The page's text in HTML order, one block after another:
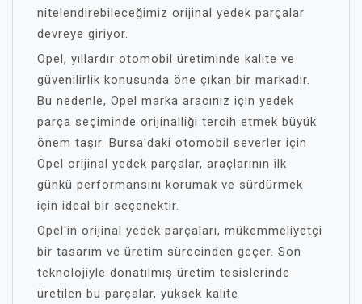
nitelendirebileceğimiz orijinal yedek parçalar
devreye giriyor.
Opel, yıllardır otomobil üretiminde kalite ve
güvenilirlik konusunda öne çıkan bir markadır.
Bu nedenle, Opel marka aracınız için yedek
parça seçiminde orijinalliği tercih etmek büyük
önem taşır. Bursa'daki otomobil severler için
Opel orijinal yedek parçalar, araçlarının ilk
günkü performansını korumak ve sürdürmek
için ideal bir seçenektir.
Opel'in orijinal yedek parçaları, mükemmeliyetçi
bir tasarım ve üretim sürecinden geçer. Son
teknolojiyle donatılmış üretim tesislerinde
üretilen bu parçalar, yüksek kalite